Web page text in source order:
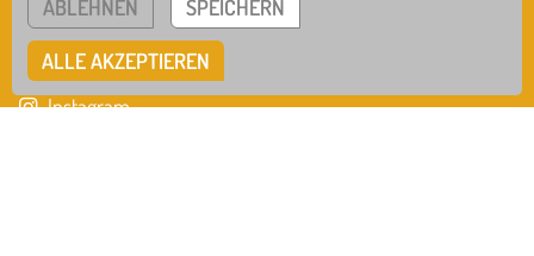
Tel 0741 / 942-555-0
Mail info@mks-rottweil.de
Instagram
ABLEHNEN SPEICHERN
ALLE AKZEPTIEREN